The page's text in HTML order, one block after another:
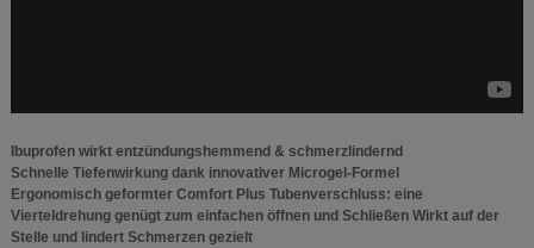
Ibuprofen wirkt entzündungshemmend & schmerzlindernd
Schnelle Tiefenwirkung dank innovativer Microgel-Formel
Ergonomisch geformter Comfort Plus Tubenverschluss: eine
Vierteldrehung genügt zum einfachen öffnen und Schließen Wirkt auf der
Stelle und lindert Schmerzen gezielt